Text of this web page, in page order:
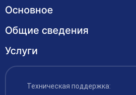
Основное
Курсы
Лицензия
Обучающимся
Общие сведения
Основные сведения
Структура и органы управления
организацией
Услуги
Профессиональная переподготовка
Курсы повышения квалификации
Техническая поддержка: